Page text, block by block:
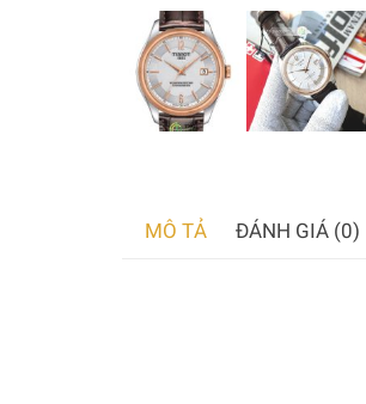
MÔ TẢ ĐÁNH GIÁ (0)